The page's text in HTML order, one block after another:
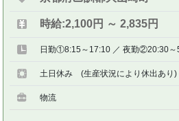
時給:2,100円 ～ 2,835円
日勤①8:15～17:10 ／ 夜勤②20:30～
土日休み (生産状況により休出あり)
物流